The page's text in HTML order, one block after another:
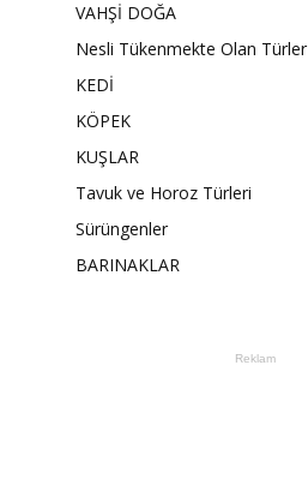
VAHŞİ DOĞA
Nesli Tükenmekte Olan Türler
KEDİ
KÖPEK
KUŞLAR
Tavuk ve Horoz Türleri
Sürüngenler
BARINAKLAR
Reklam